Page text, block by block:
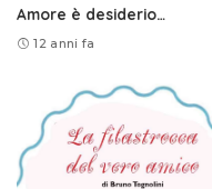
Amore è desiderio…
12 anni fa